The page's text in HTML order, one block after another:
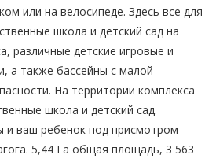
или на велосипеде. Здесь все для
школа и детский сад на
различные детские игровые и
а также бассейны с малой
На территории комплекса
школа и детский сад.
и ваш ребенок под присмотром
5,44 Га общая площадь, 3 563